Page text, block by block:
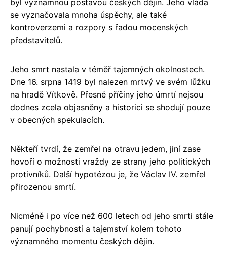
se vyznačovala mnoha úspěchy, ale také
kontroverzemi a rozpory s řadou mocenských
představitelů.
Jeho smrt nastala v téměř tajemných okolnostech.
Dne 16. srpna 1419 byl nalezen mrtvý ve svém lůžku
na hradě Vítkově. Přesné příčiny jeho úmrtí nejsou
dodnes zcela objasněny a historici se shodují pouze
v obecných spekulacích.
Někteří tvrdí, že zemřel na otravu jedem, jiní zase
hovoří o možnosti vraždy ze strany jeho politických
protivníků. Další hypotézou je, že Václav IV. zemřel
přirozenou smrtí.
Nicméně i po více než 600 letech od jeho smrti stále
panují pochybnosti a tajemství kolem tohoto
významného momentu českých dějin.